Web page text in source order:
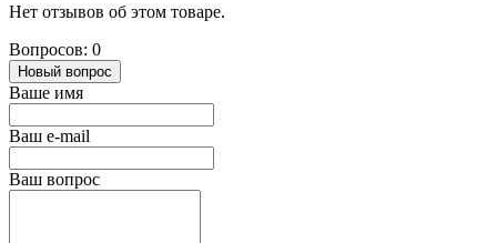
Нет отзывов об этом товаре.
Вопросов: 0
Новый вопрос
Ваше имя
Ваш e-mail
Ваш вопрос